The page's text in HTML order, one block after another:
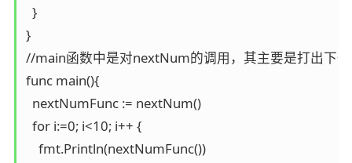
  }
}
//main函数中是对nextNum的调用，其主要是打出下
func main(){
  nextNumFunc := nextNum()
  for i:=0; i<10; i++ {
    fmt.Println(nextNumFunc())